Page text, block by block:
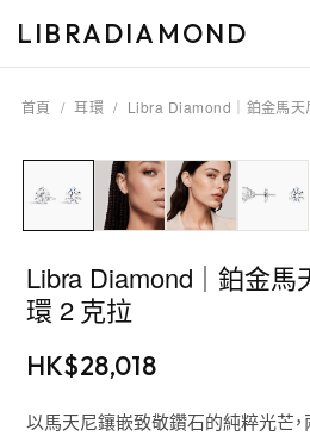
LIBRADIAMOND
首頁 / 耳環 / Libra Diamond｜鉑金馬天
Libra Diamond｜鉑金馬
環 2 克拉
HK$28,018
以馬天尼鑲嵌致敬鑽石的純粹光芒